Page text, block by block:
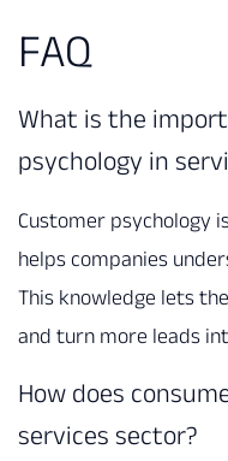
FAQ
What is the
psychology in
Customer psychology
helps companies
This knowledge lets
and turn more leads
How does
services sector?